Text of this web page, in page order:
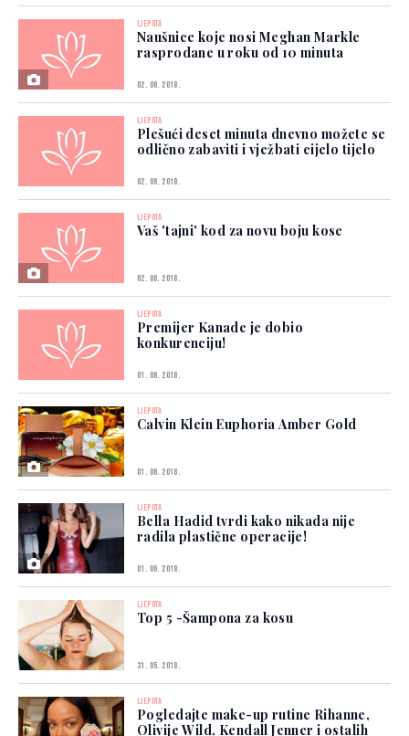
LJEPOTA
Naušnice koje nosi Meghan Markle
rasprodane u roku od 10 minuta
02. 06. 2018.
LJEPOTA
Plešući deset minuta dnevno možete se
odlično zabaviti i vježbati cijelo tijelo
02. 06. 2018.
LJEPOTA
Vaš 'tajni' kod za novu boju kose
02. 06. 2018.
LJEPOTA
Premijer Kanade je dobio
konkurenciju!
01. 06. 2018.
LJEPOTA
Calvin Klein Euphoria Amber Gold
01. 06. 2018.
LJEPOTA
Bella Hadid tvrdi kako nikada nije
radila plastične operacije!
01. 06. 2018.
LJEPOTA
Top 5 -Šampona za kosu
31. 05. 2018.
LJEPOTA
Pogledajte make-up rutine Rihanne,
Olivije Wild, Kendall Jenner i ostalih